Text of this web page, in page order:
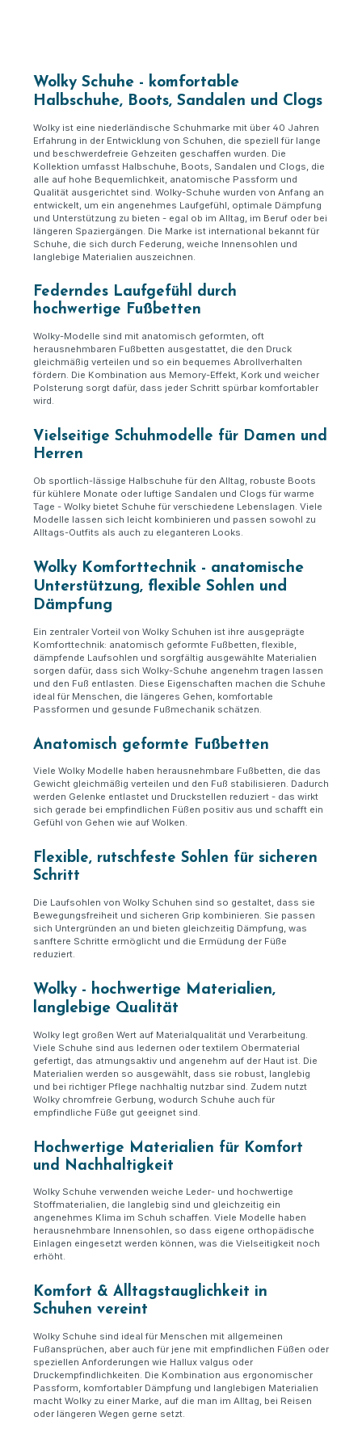
Wolky Schuhe - komfortable
Halbschuhe, Boots, Sandalen und Clogs
Wolky ist eine niederländische Schuhmarke mit über 40 Jahren
Erfahrung in der Entwicklung von Schuhen, die speziell für lange
und beschwerdefreie Gehzeiten geschaffen wurden. Die
Kollektion umfasst Halbschuhe, Boots, Sandalen und Clogs, die
alle auf hohe Bequemlichkeit, anatomische Passform und
Qualität ausgerichtet sind. Wolky-Schuhe wurden von Anfang an
entwickelt, um ein angenehmes Laufgefühl, optimale Dämpfung
und Unterstützung zu bieten - egal ob im Alltag, im Beruf oder bei
längeren Spaziergängen. Die Marke ist international bekannt für
Schuhe, die sich durch Federung, weiche Innensohlen und
langlebige Materialien auszeichnen.
Federndes Laufgefühl durch
hochwertige Fußbetten
Wolky-Modelle sind mit anatomisch geformten, oft
herausnehmbaren Fußbetten ausgestattet, die den Druck
gleichmäßig verteilen und so ein bequemes Abrollverhalten
fördern. Die Kombination aus Memory-Effekt, Kork und weicher
Polsterung sorgt dafür, dass jeder Schritt spürbar komfortabler
wird.
Vielseitige Schuhmodelle für Damen und
Herren
Ob sportlich-lässige Halbschuhe für den Alltag, robuste Boots
für kühlere Monate oder luftige Sandalen und Clogs für warme
Tage - Wolky bietet Schuhe für verschiedene Lebenslagen. Viele
Modelle lassen sich leicht kombinieren und passen sowohl zu
Alltags-Outfits als auch zu eleganteren Looks.
Wolky Komforttechnik - anatomische
Unterstützung, flexible Sohlen und
Dämpfung
Ein zentraler Vorteil von Wolky Schuhen ist ihre ausgeprägte
Komforttechnik: anatomisch geformte Fußbetten, flexible,
dämpfende Laufsohlen und sorgfältig ausgewählte Materialien
sorgen dafür, dass sich Wolky-Schuhe angenehm tragen lassen
und den Fuß entlasten. Diese Eigenschaften machen die Schuhe
ideal für Menschen, die längeres Gehen, komfortable
Passformen und gesunde Fußmechanik schätzen.
Anatomisch geformte Fußbetten
Viele Wolky Modelle haben herausnehmbare Fußbetten, die das
Gewicht gleichmäßig verteilen und den Fuß stabilisieren. Dadurch
werden Gelenke entlastet und Druckstellen reduziert - das wirkt
sich gerade bei empfindlichen Füßen positiv aus und schafft ein
Gefühl von Gehen wie auf Wolken.
Flexible, rutschfeste Sohlen für sicheren
Schritt
Die Laufsohlen von Wolky Schuhen sind so gestaltet, dass sie
Bewegungsfreiheit und sicheren Grip kombinieren. Sie passen
sich Untergründen an und bieten gleichzeitig Dämpfung, was
sanftere Schritte ermöglicht und die Ermüdung der Füße
reduziert.
Wolky - hochwertige Materialien,
langlebige Qualität
Wolky legt großen Wert auf Materialqualität und Verarbeitung.
Viele Schuhe sind aus ledernen oder textilem Obermaterial
gefertigt, das atmungsaktiv und angenehm auf der Haut ist. Die
Materialien werden so ausgewählt, dass sie robust, langlebig
und bei richtiger Pflege nachhaltig nutzbar sind. Zudem nutzt
Wolky chromfreie Gerbung, wodurch Schuhe auch für
empfindliche Füße gut geeignet sind.
Hochwertige Materialien für Komfort
und Nachhaltigkeit
Wolky Schuhe verwenden weiche Leder- und hochwertige
Stoffmaterialien, die langlebig sind und gleichzeitig ein
angenehmes Klima im Schuh schaffen. Viele Modelle haben
herausnehmbare Innensohlen, so dass eigene orthopädische
Einlagen eingesetzt werden können, was die Vielseitigkeit noch
erhöht.
Komfort & Alltagstauglichkeit in
Schuhen vereint
Wolky Schuhe sind ideal für Menschen mit allgemeinen
Fußansprüchen, aber auch für jene mit empfindlichen Füßen oder
speziellen Anforderungen wie Hallux valgus oder
Druckempfindlichkeiten. Die Kombination aus ergonomischer
Passform, komfortabler Dämpfung und langlebigen Materialien
macht Wolky zu einer Marke, auf die man im Alltag, bei Reisen
oder längeren Wegen gerne setzt.